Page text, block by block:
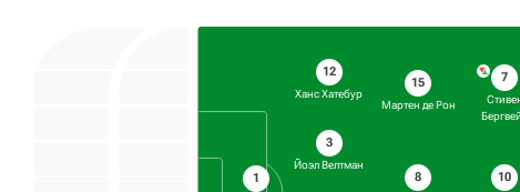
1
12
Ханс Хатебур
3
Йоэл Велтман
15
Мартен де Рон
8
7
10